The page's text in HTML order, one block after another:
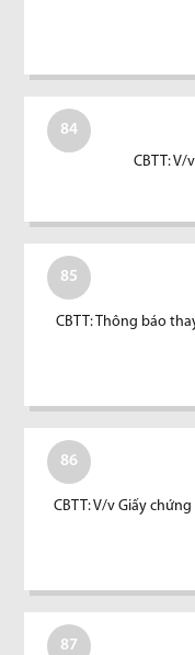
84
CBTT:
85
CBTT: Thông báo
86
CBTT: V/v Giấy
87